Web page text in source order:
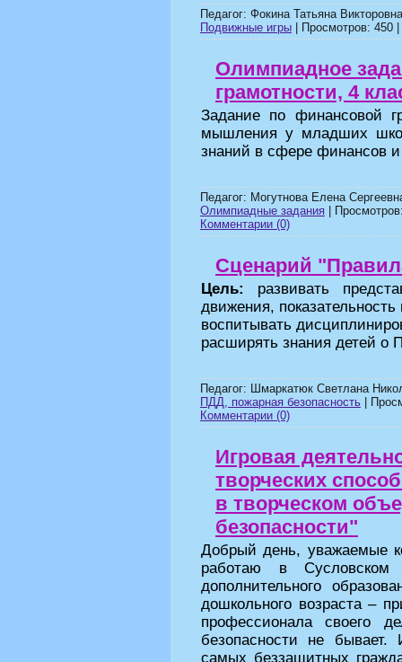
Педагог: Фокина Татьяна
Подвижные игры | Просмотров: 450
Олимпиадное
грамотности, 4
Задание по финансовой
мышления у младших
знаний в сфере финансов
Педагог: Могутнова Елена
Олимпиадные задания |
Комментарии (0)
Сценарий
Цель: развивать
движения,
воспитывать
расширять знания детей о
Педагог: Шмаркатюк Светлана
ПДД, пожарная безопасность |
Комментарии (0)
Игровая
творческих
в творческом
безопасности"
Добрый день, уважаемые
работаю в Сусловском
дополнительного
дошкольного возраста –
профессионала своего
безопасности не
самых беззащитных